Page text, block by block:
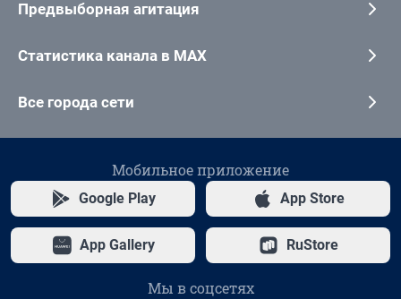
Предвыборная агитация
Статистика канала в MAX
Все города сети
Мобильное приложение
Google Play App Store
App Gallery RuStore
Мы в соцсетях